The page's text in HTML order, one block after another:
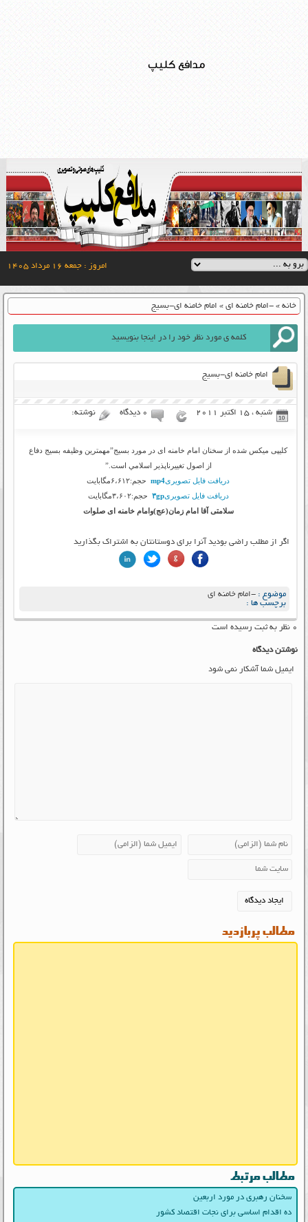
مدافع کلیپ
امروز : جمعه ۱۶ مرداد ۱۴۰۵
خانه» -امام خامنه ای» امام خامنه ای-بسیج
امام خامنه ای-بسیج
شنبه ، 15 اکتبر 2011 ۰ دیدگاه نوشته:
کلیپی میکس شده از سخنان امام خامنه ای در مورد بسیج”مهمترين وظيفه بسيج دفاع
از اصول تغييرناپذير اسلامي است.”
دریافت فایل تصویریmp4حجم:۶،۶۱۲مگابایت
دریافت فایل تصویری۳gp حجم:۳،۶۰۲مگابایت
سلامتی آقا امام زمان(عج)وامام خامنه ای صلوات
اگر از مطلب راضی بودید آنرا برای دوستانتان به اشتراک بگذارید
موضوع :-امام خامنه ای
برچسب ها :
۰ نظر به ثبت رسیده است
نوشتن دیدگاه
ایمیل شما آشکار نمی شود
مطالب پربازدید
مطالب مرتبط
سخنان رهبری در مورد اربعین
ده اقدام اساسی برای نجات اقتصاد کشور